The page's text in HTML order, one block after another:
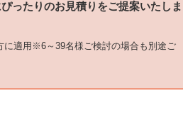
ったりのお見積りをご提案いたしま
適用※6～39名様ご検討の場合も別途ご